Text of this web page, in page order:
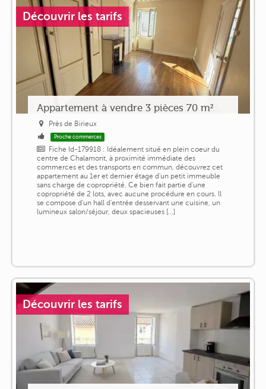
Découvrir les tarifs
Appartement à vendre 3 pièces 70 m²
Près de Birieux
Proche commerces
Fiche Id-179918 : Idéalement situé en plein coeur du
centre de Chalamont, à proximité immédiate des
commerces et des transports en commun, découvrez cet
appartement au 1er et dernier étage d'un petit immeuble
sans charge de copropriété. Ce bien fait partie d'une
copropriété de 2 lots, avec aucune procédure en cours. Il
se compose d'un hall d'entrée desservant une cuisine, un
lumineux salon/séjour, deux spacieuses [...]
Découvrir les tarifs